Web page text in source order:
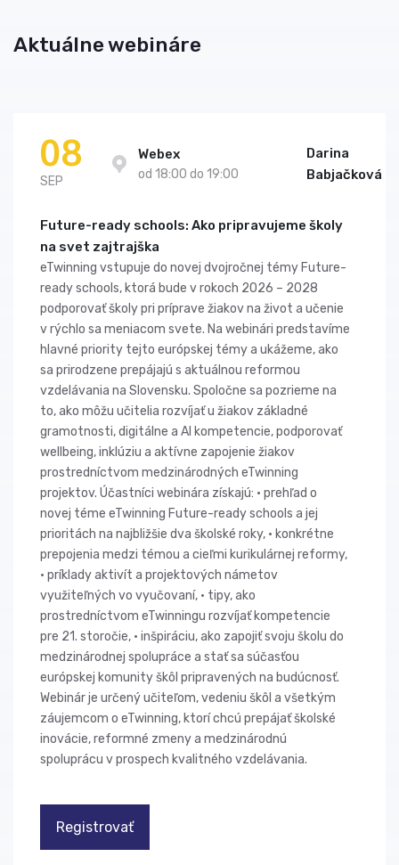
Aktuálne webináre
08
SEP
Webex
od 18:00 do 19:00
Darina
Babjačková
Future-ready schools: Ako pripravujeme školy
na svet zajtrajška
eTwinning vstupuje do novej dvojročnej témy Future-
ready schools, ktorá bude v rokoch 2026 – 2028
podporovať školy pri príprave žiakov na život a učenie
v rýchlo sa meniacom svete. Na webinári predstavíme
hlavné priority tejto európskej témy a ukážeme, ako
sa prirodzene prepájajú s aktuálnou reformou
vzdelávania na Slovensku. Spoločne sa pozrieme na
to, ako môžu učitelia rozvíjať u žiakov základné
gramotnosti, digitálne a AI kompetencie, podporovať
wellbeing, inklúziu a aktívne zapojenie žiakov
prostredníctvom medzinárodných eTwinning
projektov. Účastníci webinára získajú: • prehľad o
novej téme eTwinning Future-ready schools a jej
prioritách na najbližšie dva školské roky, • konkrétne
prepojenia medzi témou a cieľmi kurikulárnej reformy,
• príklady aktivít a projektových námetov
využiteľných vo vyučovaní, • tipy, ako
prostredníctvom eTwinningu rozvíjať kompetencie
pre 21. storočie, • inšpiráciu, ako zapojiť svoju školu do
medzinárodnej spolupráce a stať sa súčasťou
európskej komunity škôl pripravených na budúcnosť.
Webinár je určený učiteľom, vedeniu škôl a všetkým
záujemcom o eTwinning, ktorí chcú prepájať školské
inovácie, reformné zmeny a medzinárodnú
spoluprácu v prospech kvalitného vzdelávania.
Registrovať